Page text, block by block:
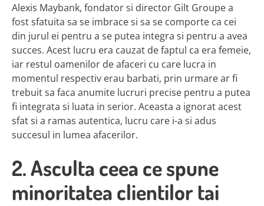
Alexis Maybank, fondator si director Gilt Groupe a
fost sfatuita sa se imbrace si sa se comporte ca cei
din jurul ei pentru a se putea integra si pentru a avea
succes. Acest lucru era cauzat de faptul ca era femeie,
iar restul oamenilor de afaceri cu care lucra in
momentul respectiv erau barbati, prin urmare ar fi
trebuit sa faca anumite lucruri precise pentru a putea
fi integrata si luata in serior. Aceasta a ignorat acest
sfat si a ramas autentica, lucru care i-a si adus
succesul in lumea afacerilor.
2. Asculta ceea ce spune
minoritatea clientilor tai